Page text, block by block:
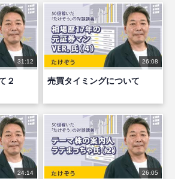
31:12
２
26:08
売買タイミングについて
24:14 26:05